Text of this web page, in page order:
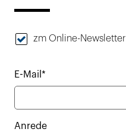
zm Online-Newsletter
E-Mail*
Anrede